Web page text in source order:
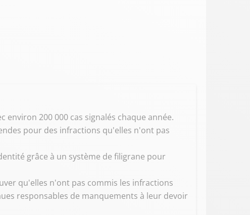
200 000 cas signalés chaque année.
pour des infractions qu'elles n'ont pas
grâce à un système de filigrane pour
qu'elles n'ont pas commis les infractions
responsables de manquements à leur devoir